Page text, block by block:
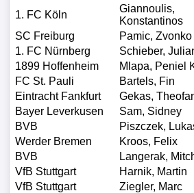
1. FC Köln
Giannoulis,
Konstantinos
SC Freiburg
Pamic, Zvonko
1. FC Nürnberg
Schieber,
1899 Hoffenheim
Mlapa, Peniel
FC St. Pauli
Bartels, Fin
Eintracht Fankfurt
Gekas,
Bayer Leverkusen
Sam, Sidney
BVB
Piszczek,
Werder Bremen
Kroos, Felix
BVB
Langerak,
VfB Stuttgart
Harnik, Martin
VfB Stuttgart
Ziegler, Marc